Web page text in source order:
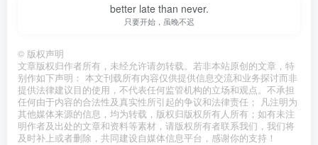
better late than never.
只要开始，虽晚不迟
© 版权声明
文章版权归作者所有，未经允许请勿转载。若非本站原创的文章，特
别作如下声明： 本文刊载所有内容仅供提供信息交流和业务探讨而非
提供法律建议目的使用，不代表任何监管机构的立场和观点。不承担
任何由于内容的合法性及真实性所引起的争议和法律责任； 凡注明为
其他媒体来源的信息，均为转载，版权归版权所有人所有；如有未注
明作者及出处的文章和资料等素材，请版权所有者联系我们，我们将
及时补上或者删除，共同建设自媒体信息平台，感谢你的支持！